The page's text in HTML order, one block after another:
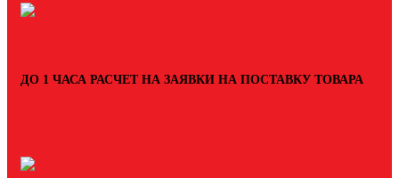
ДО 1 ЧАСА РАСЧЕТ НА ЗАЯВКИ НА ПОСТАВКУ ТОВАРА